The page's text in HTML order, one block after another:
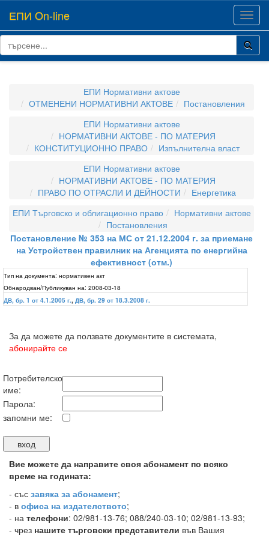
ЕПИ On-line
ЕПИ Нормативни актове
ОТМЕНЕНИ НОРМАТИВНИ АКТОВЕ
Постановления
ЕПИ Нормативни актове
НОРМАТИВНИ АКТОВЕ - ПО МАТЕРИЯ
КОНСТИТУЦИОННО ПРАВО
Изпълнителна власт
ЕПИ Нормативни актове
НОРМАТИВНИ АКТОВЕ - ПО МАТЕРИЯ
ПРАВО ПО ОТРАСЛИ И ДЕЙНОСТИ
Енергетика
ЕПИ Търговско и облигационно право
Нормативни актове
Постановления
Постановление № 353 на МС от 21.12.2004 г. за приемане
на Устройствен правилник на Агенцията по енергийна
ефективност (отм.)
Тип на документа: нормативен акт
Обнародван/Публикуван на: 2008-03-18
ДВ, бр. 1 от 4.1.2005 г., ДВ, бр. 29 от 18.3.2008 г.
За да можете да ползвате документите в системата,
абонирайте се
Потребителско
име:
Парола:
запомни ме:
Вие можете да направите своя абонамент по всяко
време на годината:
- със завяка за абонамент;
- в офиса на издателството;
- на телефони: 02/981-13-76; 088/240-03-10; 02/981-13-93;
- чрез нашите търговски представители във Вашия